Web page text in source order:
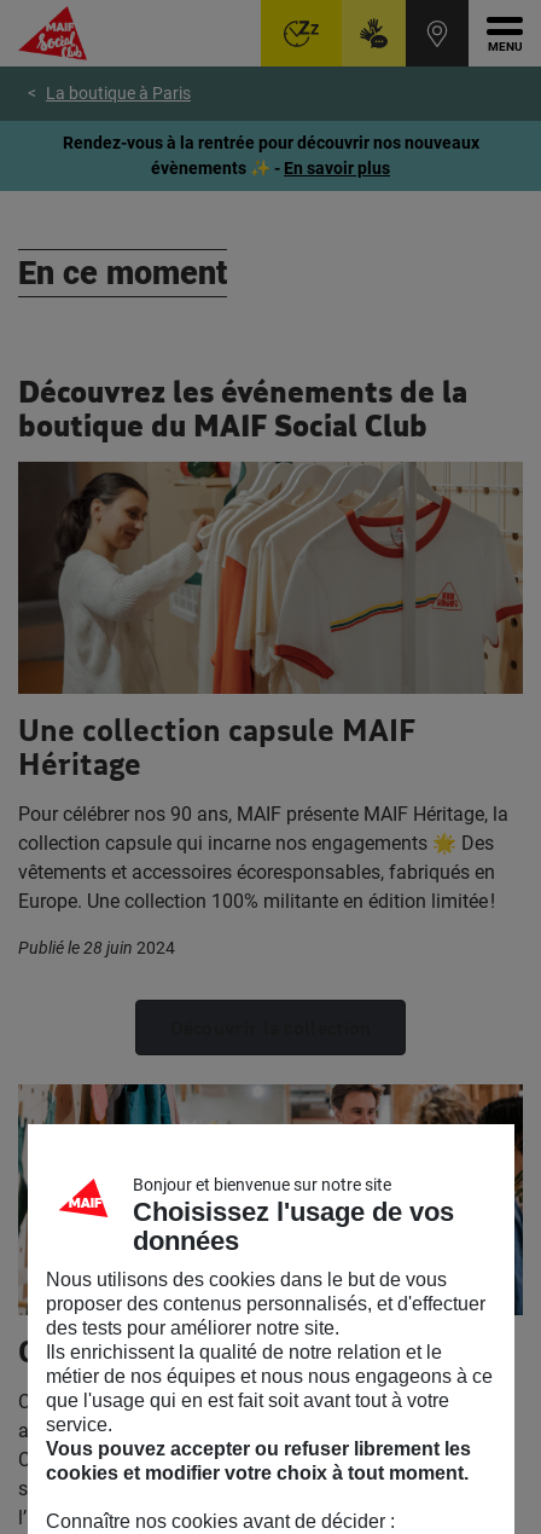
contenu
page
La boutique à Paris
Rendez-vous à la rentrée pour découvrir nos nouveaux
évènements ✨ - En savoir plus
En ce moment
Découvrez les événements de la
boutique du MAIF Social Club
Une collection capsule MAIF
Héritage
Pour célébrer nos 90 ans, MAIF présente MAIF Héritage, la
collection capsule qui incarne nos engagements 🌟 Des
vêtements et accessoires écoresponsables, fabriqués en
Europe. Une collection 100% militante en édition limitée !
Publié le 28 juin 2024
Camif s’installe chez nous !
Consommer moins et mieux c’est possible ! Pour vous
accompagner dans cette démarche MAIF et
Camif s’unissent et vous proposent de découvrir une
sélection de meubles, textiles et objets de décoration pour
l’arrivée des beaux jours !
Bonjour et bienvenue sur notre site
Choisissez l'usage de vos
données
Nous utilisons des cookies dans le but de vous
proposer des contenus personnalisés, et d'effectuer
des tests pour améliorer notre site.
Ils enrichissent la qualité de notre relation et le
métier de nos équipes et nous nous engageons à ce
que l'usage qui en est fait soit avant tout à votre
service.
Vous pouvez accepter ou refuser librement les
cookies et modifier votre choix à tout moment.
Connaître nos cookies avant de décider :